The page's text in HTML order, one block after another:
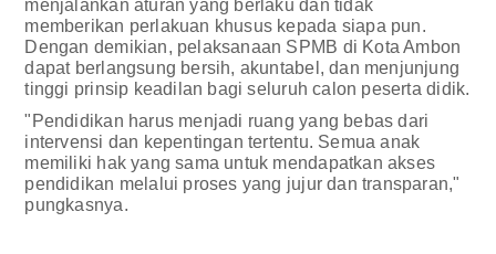
menjalankan aturan yang berlaku dan tidak
memberikan perlakuan khusus kepada siapa pun.
Dengan demikian, pelaksanaan SPMB di Kota Ambon
dapat berlangsung bersih, akuntabel, dan menjunjung
tinggi prinsip keadilan bagi seluruh calon peserta didik.
"Pendidikan harus menjadi ruang yang bebas dari
intervensi dan kepentingan tertentu. Semua anak
memiliki hak yang sama untuk mendapatkan akses
pendidikan melalui proses yang jujur dan transparan,"
pungkasnya.